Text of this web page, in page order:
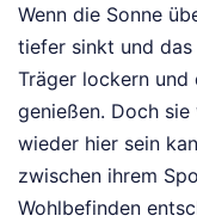
Wenn die Sonne
tiefer sinkt und
Träger lockern und
genießen. Doch
wieder hier sein
zwischen ihrem
Wohlbefinden